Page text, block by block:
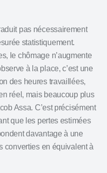
pas nécessairement
statistiquement.
le chômage n’augmente
à la place, c’est une
des heures travaillées,
réel, mais beaucoup plus
Assa. C’est précisément
que les pertes estimées
davantage à une
converties en équivalent à